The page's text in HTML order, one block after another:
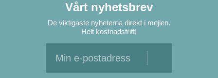
Vårt nyhetsbrev
De viktigaste nyheterna direkt i mejlen.
Helt kostnadsfritt!